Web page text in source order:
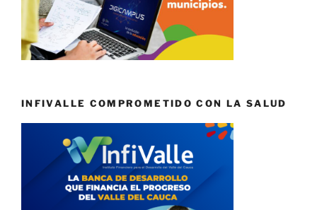
INFIVALLE COMPROMETIDO CON LA SALUD